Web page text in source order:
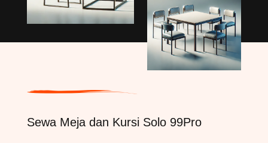
Sewa Meja dan Kursi Solo 99Pro